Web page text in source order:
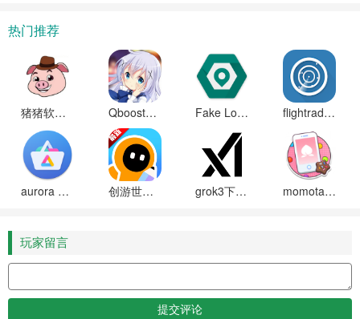
热门推荐
猪猪软件库2025最新版本 Qboost骁龙加速器最新版下载 Fake Location虚拟定位免费版下载 flightradar24中文破解版
aurora store中文版下载 创游世界(创游编辑器)下载安装手机正版 grok3下载免费安装安卓版(xai) momotalk官方免费下载最新版本
玩家留言